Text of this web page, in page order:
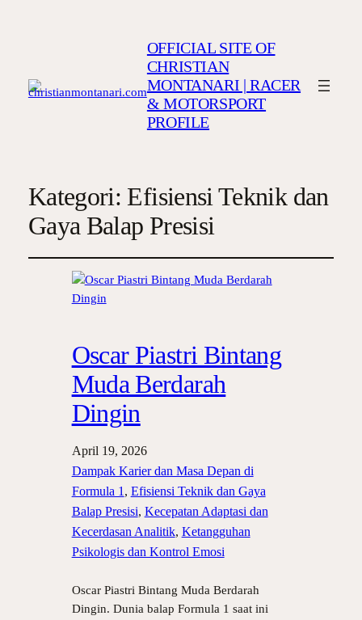
OFFICIAL SITE OF
CHRISTIAN
MONTANARI | RACER
& MOTORSPORT
PROFILE
Kategori: Efisiensi Teknik dan
Gaya Balap Presisi
Oscar Piastri Bintang
Muda Berdarah
Dingin
April 19, 2026
Dampak Karier dan Masa Depan di
Formula 1 , Efisiensi Teknik dan Gaya
Balap Presisi, Kecepatan Adaptasi dan
Kecerdasan Analitik, Ketangguhan
Psikologis dan Kontrol Emosi
Oscar Piastri Bintang Muda Berdarah
Dingin. Dunia balap Formula 1 saat ini